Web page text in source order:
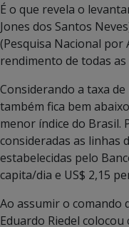
É o que revela o
Jones dos Santos
(Pesquisa Nacional por
rendimento de todas
Considerando a taxa
também fica bem
menor índice do Brasil.
consideradas as linhas
estabelecidas pelo
capita/dia e US$ 2,15
Ao assumir o comando
Eduardo Riedel